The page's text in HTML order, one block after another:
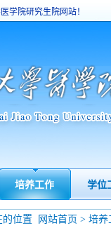
培养工作 学位
学院研究生院网站！
的位置 网站首页 > 培养